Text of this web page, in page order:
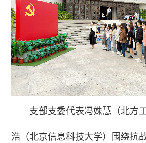
支部支委代表冯姝慧（北方
浩（北京信息科技大学）围绕抗